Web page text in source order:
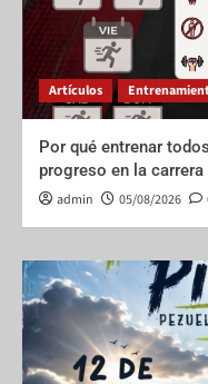
Artículos
Por qué entrenar
progreso en la carrera
admin 05/08/2026